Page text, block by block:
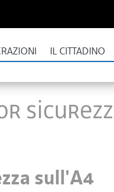
IL CITTADINO
sull'A4